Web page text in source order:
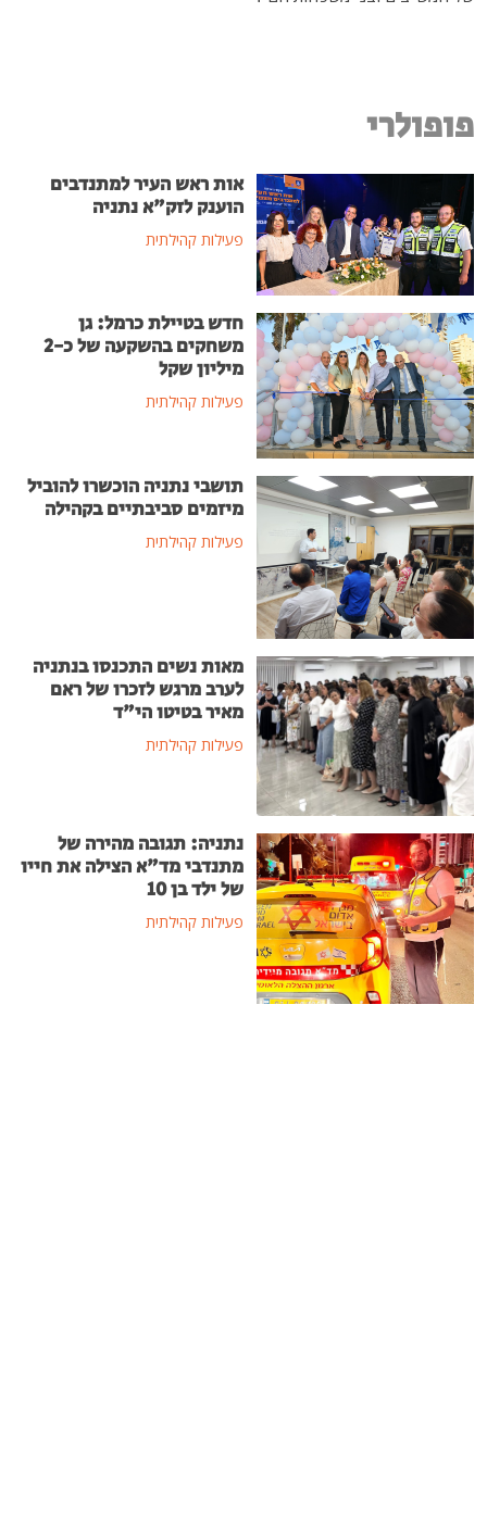
פופולרי
אות ראש העיר למתנדבים
הוענק לזק"א נתניה
פעילות קהילתית
חדש בטיילת כרמל: גן
משחקים בהשקעה של כ-2
מיליון שקל
פעילות קהילתית
תושבי נתניה הוכשרו להוביל
מיזמים סביבתיים בקהילה
פעילות קהילתית
מאות נשים התכנסו בנתניה
לערב מרגש לזכרו של ראם
מאיר בטיטו הי"ד
פעילות קהילתית
נתניה: תגובה מהירה של
מתנדבי מד"א הצילה את חייו
של ילד בן 10
פעילות קהילתית